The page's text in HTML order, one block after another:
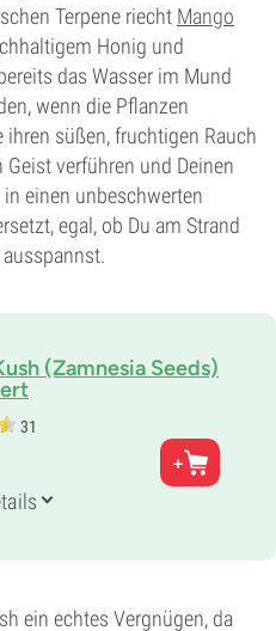
Terpene riecht Mango
Honig und
das Wasser im Mund
wenn die Pflanzen
süßen, fruchtigen Rauch
verführen und Deinen
einen unbeschwerten
egal, ob Du am Strand
(Zamnesia Seeds)
31
ein echtes Vergnügen, da